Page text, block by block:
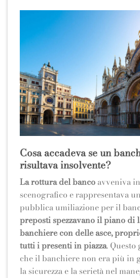
Cosa accadeva se un
risultava insolvente?
La rottura del bancoavveniva
scenografico e rappresentava
pubblica umiliazione per il
preposti spezzavano il piano di
banchiere con delle asce,
tutti i presenti in piazza. Questo
che il banchiere non era più in
la sicurezza e la serietà nel